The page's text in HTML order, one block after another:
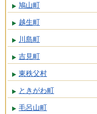
鳩山町
越生町
川島町
吉見町
東秩父村
ときがわ町
毛呂山町